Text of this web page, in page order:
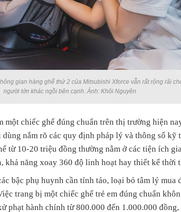
gian hàng ghế thứ 2 của Mitsubishi Xforce vẫn rất rộng rãi
người lớn khác ngồi bên cạnh. Ảnh: Khôi Nguyên
một chiếc ghế đúng chuẩn trên thị trường hiện
nắm rõ các quy định pháp lý và thông số kỹ
từ 10-20 triệu đồng thường nằm ở các tiện ích
khả năng xoay 360 độ linh hoạt hay thiết kế thời
bậc phụ huynh cần tỉnh táo, loại bỏ tâm lý mua
trang bị một chiếc ghế trẻ em đúng chuẩn
phạt hành chính từ 800.000 đến 1.000.000 đồng,